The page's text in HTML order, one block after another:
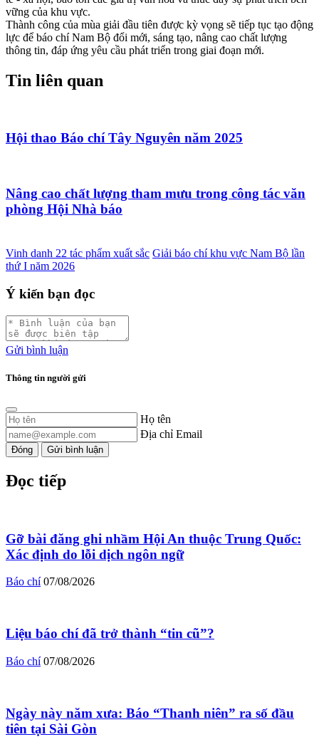
vững của khu vực.
Thành công của mùa giải đầu tiên được kỳ vọng sẽ tiếp tục tạo động
lực để báo chí Nam Bộ đổi mới, sáng tạo, nâng cao chất lượng
thông tin, đáp ứng yêu cầu phát triển trong giai đoạn mới.
Tin liên quan
Hội thao Báo chí Tây Nguyên năm 2025
Nâng cao chất lượng tham mưu trong công tác văn
phòng Hội Nhà báo
Vinh danh 22 tác phẩm xuất sắc Giải báo chí khu vực Nam Bộ lần
thứ I năm 2026
Ý kiến bạn đọc
Gửi bình luận
Thông tin người gửi
Họ tên
Địa chỉ Email
Đóng Gửi bình luận
Đọc tiếp
Gỡ bài đăng ghi nhầm Hội An thuộc Trung Quốc:
Xác định do lỗi dịch ngôn ngữ
Báo chí 07/08/2026
Liệu báo chí đã trở thành “tin cũ”?
Báo chí 07/08/2026
Ngày này năm xưa: Báo “Thanh niên” ra số đầu
tiên tại Sài Gòn